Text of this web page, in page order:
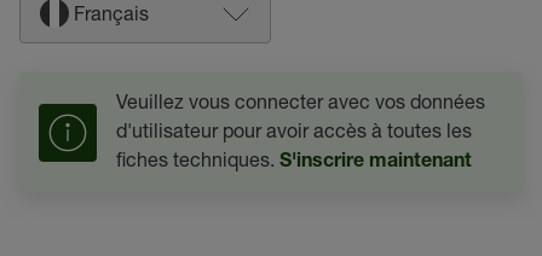
Français
Veuillez vous connecter avec vos données
d'utilisateur pour avoir accès à toutes les
fiches techniques. S'inscrire maintenant